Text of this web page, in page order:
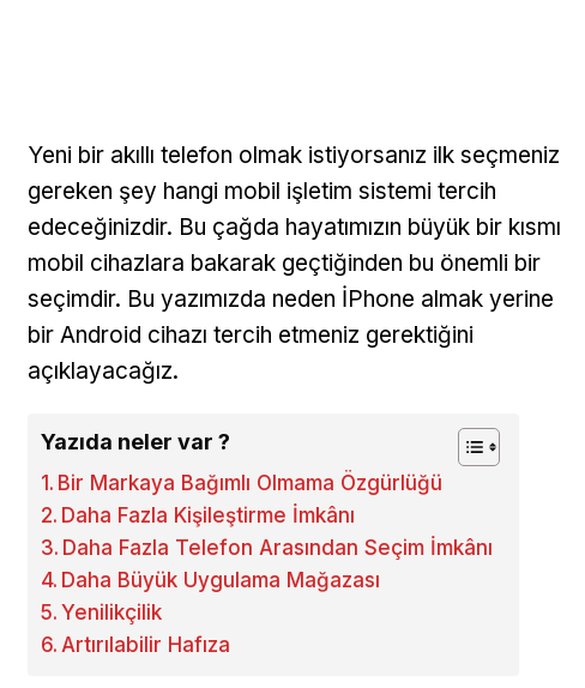
Yeni bir akıllı telefon olmak istiyorsanız ilk seçmeniz
gereken şey hangi mobil işletim sistemi tercih
edeceğinizdir. Bu çağda hayatımızın büyük bir kısmı
mobil cihazlara bakarak geçtiğinden bu önemli bir
seçimdir. Bu yazımızda neden İPhone almak yerine
bir Android cihazı tercih etmeniz gerektiğini
açıklayacağız.
Yazıda neler var ?
Bir Markaya Bağımlı Olmama Özgürlüğü
Daha Fazla Kişileştirme İmkânı
Daha Fazla Telefon Arasından Seçim İmkânı
Daha Büyük Uygulama Mağazası
Yenilikçilik
Artırılabilir Hafıza